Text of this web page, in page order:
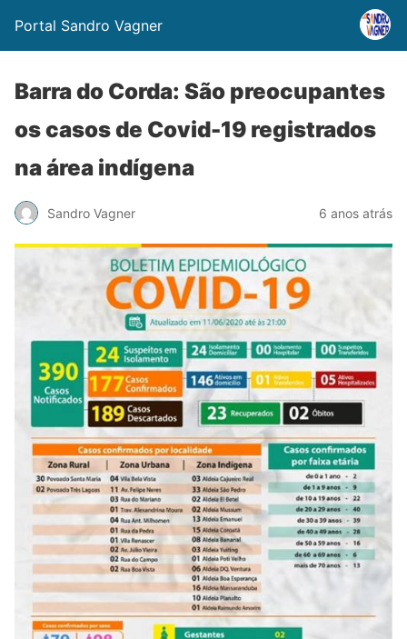
Portal Sandro Vagner
Barra do Corda: São preocupantes
os casos de Covid-19 registrados
na área indígena
Sandro Vagner 6 anos atrás